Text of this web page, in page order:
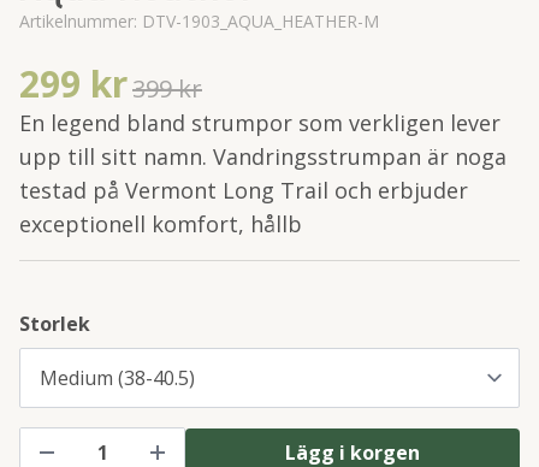
Artikelnummer: DTV-1903_AQUA_HEATHER-M
299 kr399 kr
En legend bland strumpor som verkligen lever
upp till sitt namn. Vandringsstrumpan är noga
testad på Vermont Long Trail och erbjuder
exceptionell komfort, hållb
Storlek
Lägg i korgen